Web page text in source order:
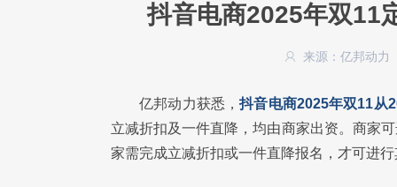
抖音电商2025年双11
来源：亿邦动力
亿邦动力获悉，抖音电商2025年双11从
立减折扣及一件直降，均由商家出资。商家
家需完成立减折扣或一件直降报名，才可进